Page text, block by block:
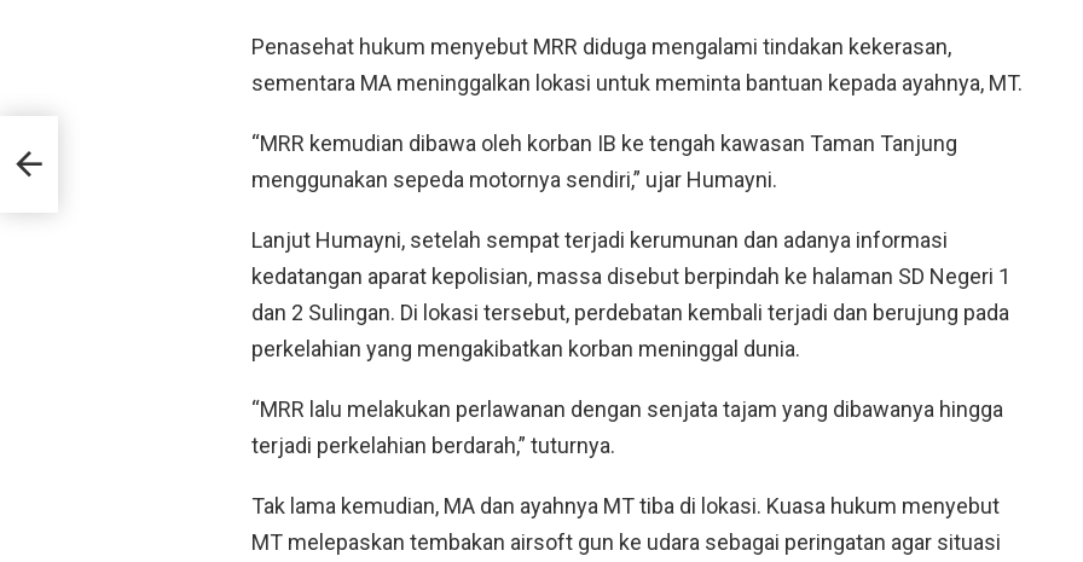
Penasehat hukum menyebut MRR diduga mengalami tindakan kekerasan,
sementara MA meninggalkan lokasi untuk meminta bantuan kepada ayahnya, MT.
“MRR kemudian dibawa oleh korban IB ke tengah kawasan Taman Tanjung
menggunakan sepeda motornya sendiri,” ujar Humayni.
Lanjut Humayni, setelah sempat terjadi kerumunan dan adanya informasi
kedatangan aparat kepolisian, massa disebut berpindah ke halaman SD Negeri 1
dan 2 Sulingan. Di lokasi tersebut, perdebatan kembali terjadi dan berujung pada
perkelahian yang mengakibatkan korban meninggal dunia.
“MRR lalu melakukan perlawanan dengan senjata tajam yang dibawanya hingga
terjadi perkelahian berdarah,” tuturnya.
Tak lama kemudian, MA dan ayahnya MT tiba di lokasi. Kuasa hukum menyebut
MT melepaskan tembakan airsoft gun ke udara sebagai peringatan agar situasi